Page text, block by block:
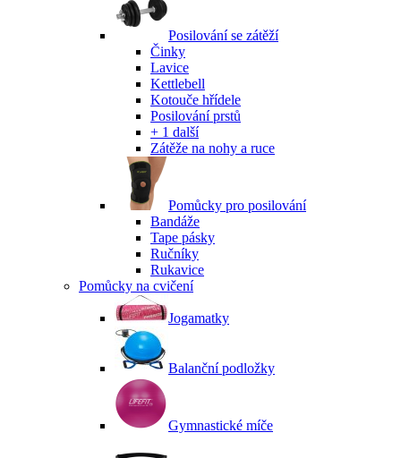
Posilování se zátěží
Činky
Lavice
Kettlebell
Kotouče hřídele
Posilování prstů
+ 1 další
Zátěže na nohy a ruce
Pomůcky pro posilování
Bandáže
Tape pásky
Ručníky
Rukavice
Pomůcky na cvičení
Jogamatky
Balanční podložky
Gymnastické míče